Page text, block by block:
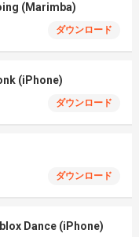
(Marimba)
ダウンロード
(iPhone)
ダウンロード
ダウンロード
Dance (iPhone)